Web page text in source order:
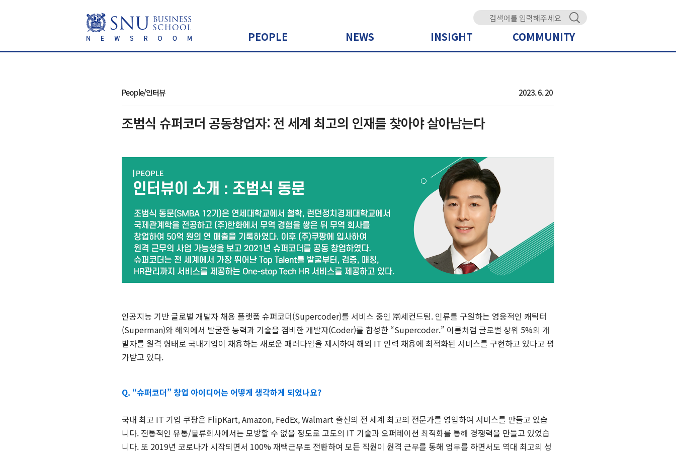
PEOPLE NEWS INSIGHT COMMUNITY
People/인터뷰 2023. 6. 20
조범식 슈퍼코더 공동창업자: 전 세계 최고의 인재를 찾아야 살아남는다
인공지능 기반 글로벌 개발자 채용 플랫폼 슈퍼코더(Supercoder)를 서비스 중인 ㈜세컨드팀. 인류를 구원하는 영웅적인 캐틱터
(Superman)와 해외에서 발굴한 능력과 기술을 겸비한 개발자(Coder)를 합성한 “Supercoder.” 이름처럼 글로벌 상위 5%의 개
발자를 원격 형태로 국내기업이 채용하는 새로운 패러다임을 제시하여 해외 IT 인력 채용에 최적화된 서비스를 구현하고 있다고 평
가받고 있다.
Q. “슈퍼코더” 창업 아이디어는 어떻게 생각하게 되었나요?
국내 최고 IT 기업 쿠팡은 FlipKart, Amazon, FedEx, Walmart 출신의 전 세계 최고의 전문가를 영입하여 서비스를 만들고 있습
니다. 전통적인 유통/물류회사에서는 모방할 수 없을 정도로 고도의 IT 기술과 오퍼레이션 최적화를 통해 경쟁력을 만들고 있었습
니다. 또 2019년 코로나가 시작되면서 100% 재택근무로 전환하여 모든 직원이 원격 근무를 통해 업무를 하면서도 역대 최고의 성